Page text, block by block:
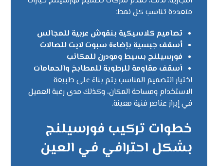
متعددة تناسب كل نمط:
تصاميم كلاسيكية بنقوش عربية للمجالس
أسقف جبسية بإضاءة سبوت لايت للصالات
فورسيلنج بسيط ومودرن للمكاتب
أسقف مقاومة للرطوبة للمطابخ والحمامات
اختيار التصميم المناسب يتم بناءً على طبيعة
الاستخدام ومساحة المكان، وكذلك مدى رغبة العميل
في إبراز عناصر فنية معينة.
خطوات تركيب فورسيلنج
بشكل احترافي في العين